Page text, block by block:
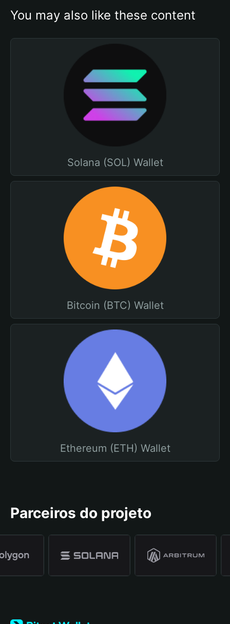
You may also like these content
Solana (SOL) Wallet
Bitcoin (BTC) Wallet
Ethereum (ETH) Wallet
Parceiros do projeto